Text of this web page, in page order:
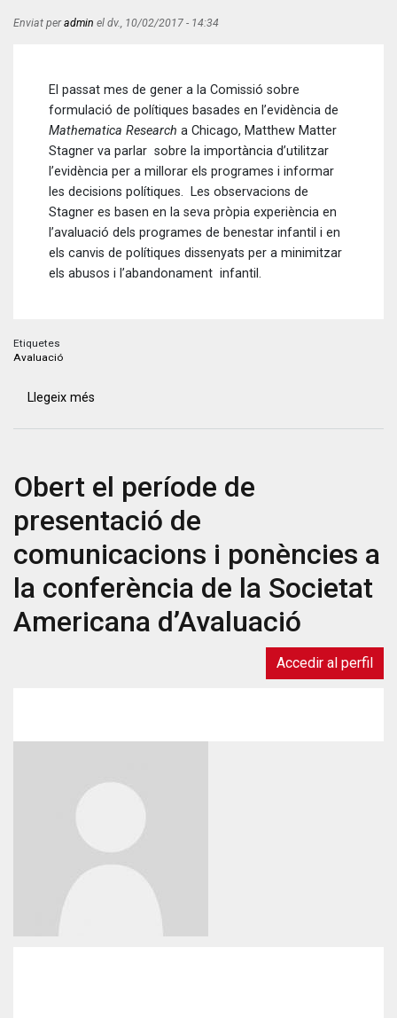
Enviat peradmin el dv., 10/02/2017 - 14:34
El passat mes de gener a la Comissió sobre
formulació de polítiques basades en l’evidència de
Mathematica Research a Chicago, Matthew Matter
Stagner va parlar sobre la importància d’utilitzar
l’evidència per a millorar els programes i informar
les decisions polítiques. Les observacions de
Stagner es basen en la seva pròpia experiència en
l’avaluació dels programes de benestar infantil i en
els canvis de polítiques dissenyats per a minimitzar
els abusos i l’abandonament infantil.
Etiquetes
Avaluació
Llegeix més
basades
en
l’evidència
Mathematica
Research
Obert el període de
presentació de
comunicacions i ponències a
la conferència de la Societat
Americana d’Avaluació
Accedir al perfil